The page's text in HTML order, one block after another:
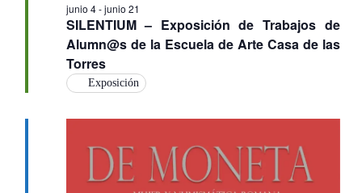
SILENTIUM – Exposición de Trabajos de
Alumn@s de la Escuela de Arte Casa de las
Torres
junio 4-junio 21
Exposición